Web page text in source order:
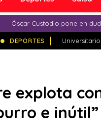
Óscar Custodio pone en
DEPORTES
explota
e inútil”